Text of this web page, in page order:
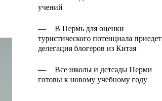
учений
—
В Пермь для оценки
туристического потенциала приедет
делегация блогеров из Китая
—
Все школы и детсады Перми
готовы к новому учебному году